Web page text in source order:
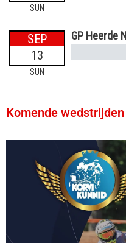
SUN
SEP
13
SUN
GP Heerde
Komende wedstrijden